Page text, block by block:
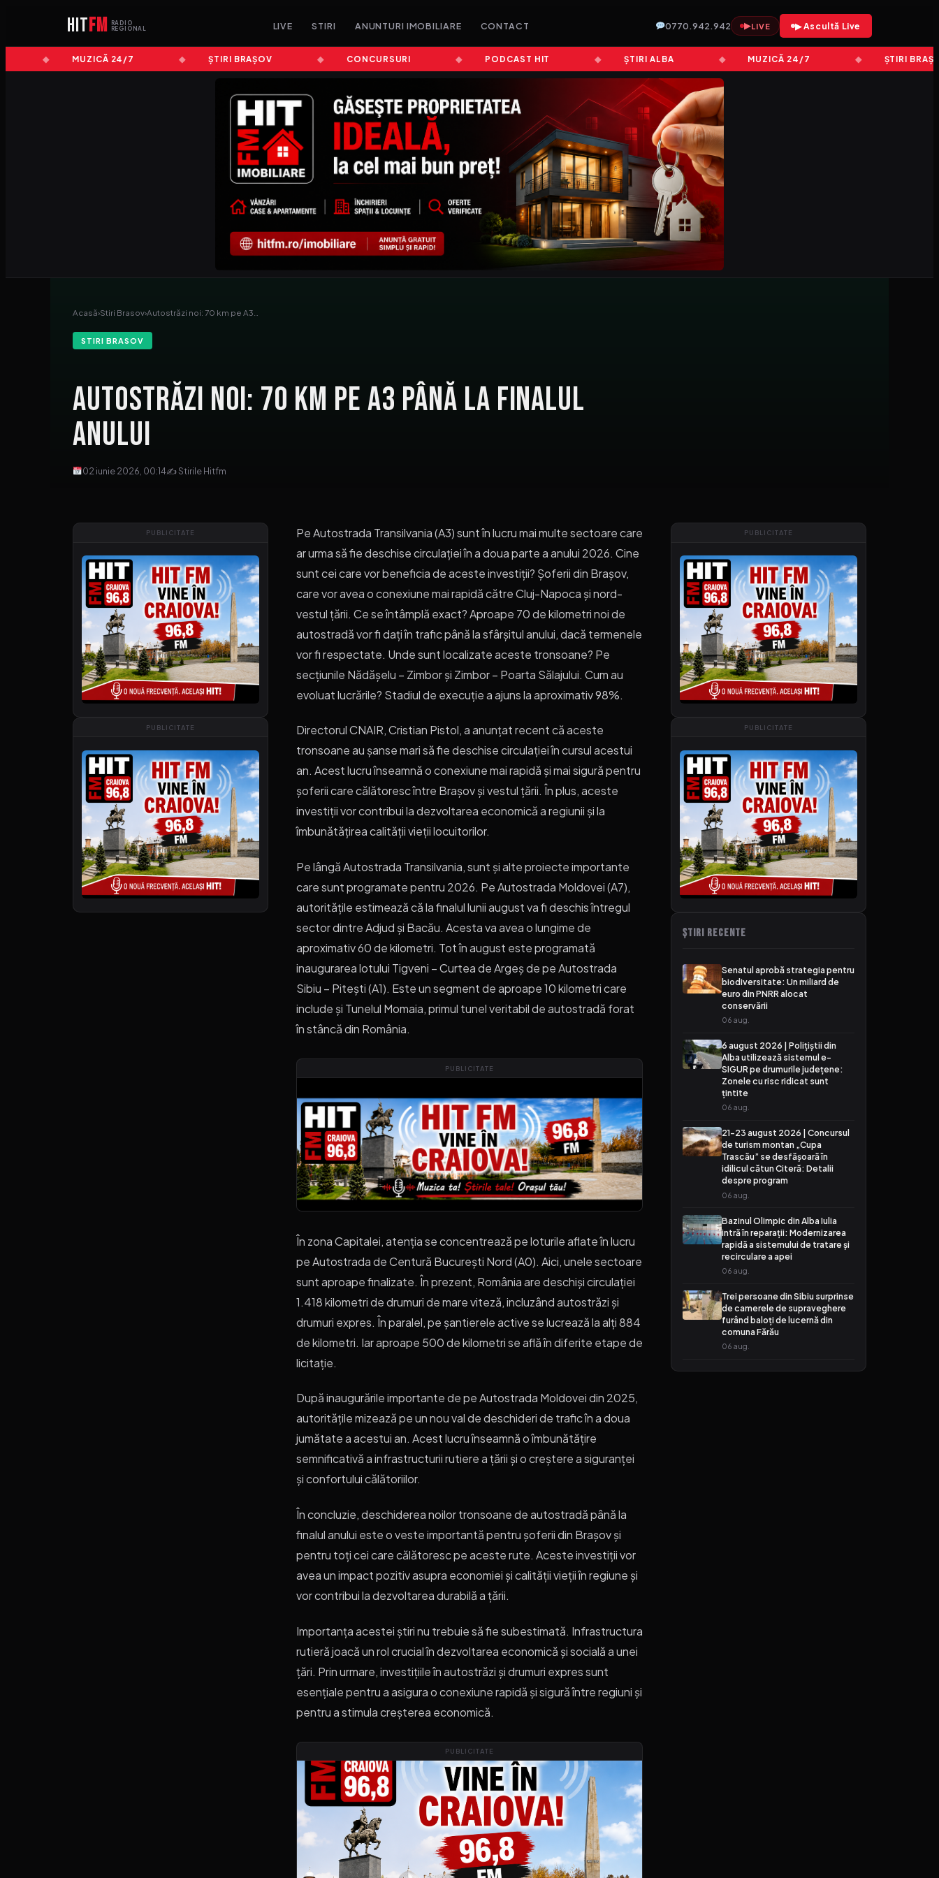
HITFM
RADIO
REGIONAL
LIVE STIRI ANUNTURI IMOBILIARE CONTACT 0770.942.942 ▶LIVE ▶ Ascultă Live
MUZICĂ 24/7 ȘTIRI BRAȘOV CONCURSURI PODCAST HIT ȘTIRI ALBA MUZICĂ 24/7 ȘTIRI BRAȘOV
Acasă›Stiri Brasov›Autostrăzi noi: 70 km pe A3…
STIRI BRASOV
Autostrăzi noi: 70 km pe A3 până la finalul
anului
02 iunie 2026, 00:14✍ Stirile Hitfm
PUBLICITATE
PUBLICITATE
Pe Autostrada Transilvania (A3) sunt în lucru mai multe sectoare care
ar urma să fie deschise circulației în a doua parte a anului 2026. Cine
sunt cei care vor beneficia de aceste investiții? Șoferii din Brașov,
care vor avea o conexiune mai rapidă către Cluj-Napoca și nord-
vestul țării. Ce se întâmplă exact? Aproape 70 de kilometri noi de
autostradă vor fi dați în trafic până la sfârșitul anului, dacă termenele
vor fi respectate. Unde sunt localizate aceste tronsoane? Pe
secțiunile Nădășelu – Zimbor și Zimbor – Poarta Sălajului. Cum au
evoluat lucrările? Stadiul de execuție a ajuns la aproximativ 98%.
Directorul CNAIR, Cristian Pistol, a anunțat recent că aceste
tronsoane au șanse mari să fie deschise circulației în cursul acestui
an. Acest lucru înseamnă o conexiune mai rapidă și mai sigură pentru
șoferii care călătoresc între Brașov și vestul țării. În plus, aceste
investiții vor contribui la dezvoltarea economică a regiunii și la
îmbunătățirea calității vieții locuitorilor.
Pe lângă Autostrada Transilvania, sunt și alte proiecte importante
care sunt programate pentru 2026. Pe Autostrada Moldovei (A7),
autoritățile estimează că la finalul lunii august va fi deschis întregul
sector dintre Adjud și Bacău. Acesta va avea o lungime de
aproximativ 60 de kilometri. Tot în august este programată
inaugurarea lotului Tigveni – Curtea de Argeș de pe Autostrada
Sibiu – Pitești (A1). Este un segment de aproape 10 kilometri care
include și Tunelul Momaia, primul tunel veritabil de autostradă forat
în stâncă din România.
PUBLICITATE
În zona Capitalei, atenția se concentrează pe loturile aflate în lucru
pe Autostrada de Centură București Nord (A0). Aici, unele sectoare
sunt aproape finalizate. În prezent, România are deschiși circulației
1.418 kilometri de drumuri de mare viteză, incluzând autostrăzi și
drumuri expres. În paralel, pe șantierele active se lucrează la alți 884
de kilometri. Iar aproape 500 de kilometri se află în diferite etape de
licitație.
După inaugurările importante de pe Autostrada Moldovei din 2025,
autoritățile mizează pe un nou val de deschideri de trafic în a doua
jumătate a acestui an. Acest lucru înseamnă o îmbunătățire
semnificativă a infrastructurii rutiere a țării și o creștere a siguranței
și confortului călătoriilor.
În concluzie, deschiderea noilor tronsoane de autostradă până la
finalul anului este o veste importantă pentru șoferii din Brașov și
pentru toți cei care călătoresc pe aceste rute. Aceste investiții vor
avea un impact pozitiv asupra economiei și calității vieții în regiune și
vor contribui la dezvoltarea durabilă a țării.
Importanța acestei știri nu trebuie să fie subestimată. Infrastructura
rutieră joacă un rol crucial în dezvoltarea economică și socială a unei
țări. Prin urmare, investițiile în autostrăzi și drumuri expres sunt
esențiale pentru a asigura o conexiune rapidă și sigură între regiuni și
pentru a stimula creșterea economică.
PUBLICITATE
PUBLICITATE
PUBLICITATE
ȘTIRI RECENTE
Senatul aprobă strategia pentru
biodiversitate: Un miliard de
euro din PNRR alocat
conservării
06 aug.
6 august 2026 | Polițiștii din
Alba utilizează sistemul e-
SIGUR pe drumurile județene:
Zonele cu risc ridicat sunt
țintite
06 aug.
21-23 august 2026 | Concursul
de turism montan „Cupa
Trascău” se desfășoară în
idilicul cătun Citeră: Detalii
despre program
06 aug.
Bazinul Olimpic din Alba Iulia
intră în reparații: Modernizarea
rapidă a sistemului de tratare și
recirculare a apei
06 aug.
Trei persoane din Sibiu surprinse
de camerele de supraveghere
furând baloți de lucernă din
comuna Fărău
06 aug.